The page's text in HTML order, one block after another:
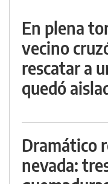
En plena
vecino
rescatar a
quedó
Dramático
nevada: